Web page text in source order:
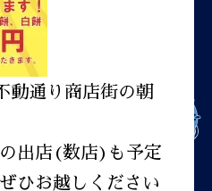
動通り商店街の朝
出店(数店)も予定
ひお越しください